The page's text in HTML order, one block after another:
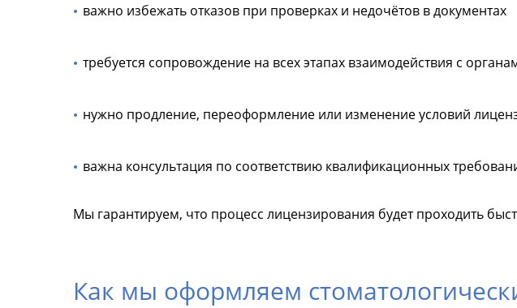
важно избежать отказов при проверках и недочётов в документах
требуется сопровождение на всех этапах взаимодействия с
нужно продление, переоформление или изменение условий
важна консультация по соответствию квалификационных
Мы гарантируем, что процесс лицензирования будет проходить
Как мы оформляем